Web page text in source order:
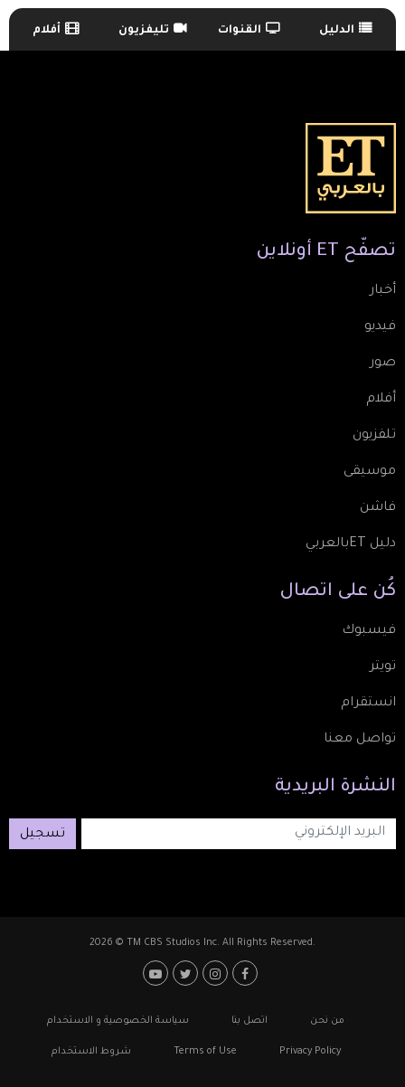
TV Guide Menu الدليل القنوات تليفزيون أفلام
تصفّح ET أونلاين
أخبار
فيديو
صور
أفلام
تلفزيون
موسيقى
فاشن
دليل ETبالعربي
كُن على اتصال
فيسبوك
تويتر
انستقرام
تواصل معنا
النشرة البريدية
تسجيل
2026 © TM CBS Studios Inc. All Rights Reserved.
Footer: Social Media
Footerمن نحن اتصل بنا سياسة الخصوصية و الاستخدام
Privacy Policy
Terms of Use شروط الاستخدام